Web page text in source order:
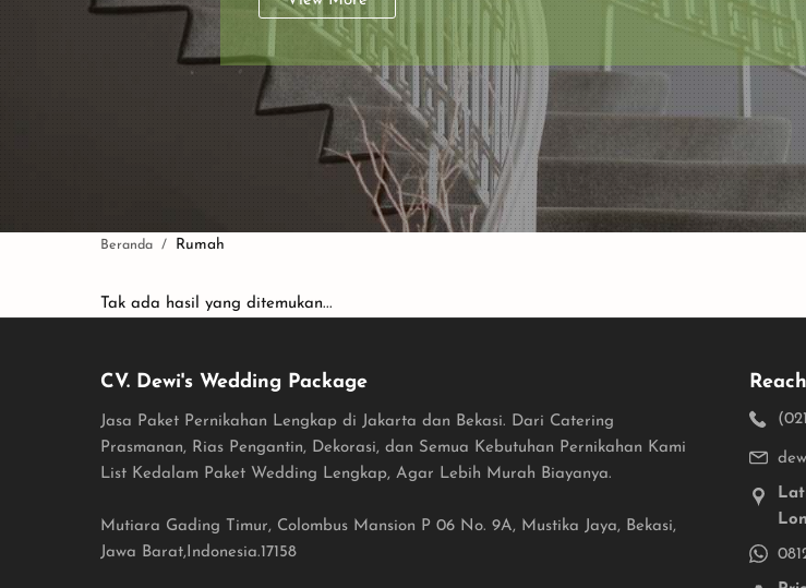
Rumah
Tak ada hasil yang ditemukan...
CV. Dewi's Wedding Package
Jasa Paket Pernikahan Lengkap di Jakarta dan Bekasi. Dari Catering
Prasmanan, Rias Pengantin, Dekorasi, dan Semua Kebutuhan Pernikahan Kami
List Kedalam Paket Wedding Lengkap, Agar Lebih Murah Biayanya.
Mutiara Gading Timur, Colombus Mansion P 06 No. 9A, Mustika Jaya, Bekasi,
Jawa Barat,Indonesia.17158